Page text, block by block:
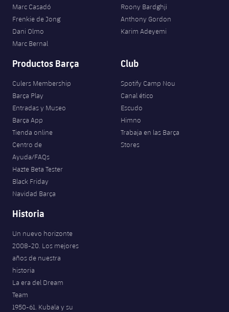
Jugadores
Fotos
Palmarés
Clasificaciones
Juvenil
Infantil
Alevín
Noticias
Atletismo
plusicon
más
Actualidad
Masculino
Femenino
Agenda
Baloncesto en silla de ruedas
Jugadores
Calendario
Resultados
Clasificaciones
plusicon
más
Actualidad
Jugadores
Calendario
Resultados
plusicon
más
Noticias
Hockey Hierba Masculino
Hockey Hierba Femenino
Patinaje artístico
plusicon
más
Actualidad
Plantilla
Agenda
Escuela de Patinaje
Rugby
plusicon
más
Actualidad
Jugadores
Calendario
Voleibol
plusicon
más
Noticias
Apúntate a las amateurs
plusicon
más
PLUSICON
MÁS
Marc Casadó
Frenkie de Jong
Dani Olmo
Marc Bernal
Roony Bardghji
Anthony Gordon
Karim Adeyemi
Productos Barça
Culers Membership
Barça Play
Entradas y Museo
Barça App
Tienda online
Centro de
Ayuda/FAQs
Hazte Beta Tester
Black Friday
Navidad Barça
Club
Spotify Camp Nou
Canal ético
Escudo
Himno
Trabaja en las Barça
Stores
Historia
Un nuevo horizonte
2008-20. Los mejores
años de nuestra
historia
La era del Dream
Team
1950-61. Kubala y su